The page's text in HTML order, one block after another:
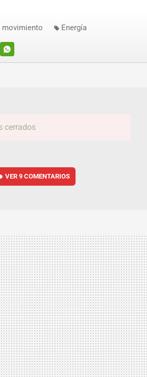
WHATSAPP
movimiento Energía
cerrados
VER9 COMENTARIOS